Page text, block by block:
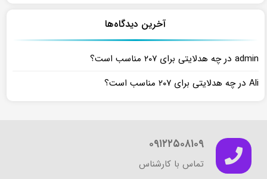
آخرین دیدگاه‌ها
admin درچه هدلایتی برای ۲۰۷ مناسب است؟
Ali درچه هدلایتی برای ۲۰۷ مناسب است؟
۰۹۱۲۲۵۰۸۱۰۹
تماس با کارشناس